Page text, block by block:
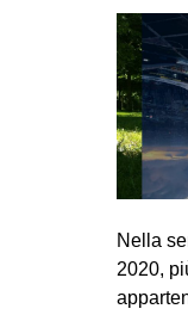
Nella
2020,